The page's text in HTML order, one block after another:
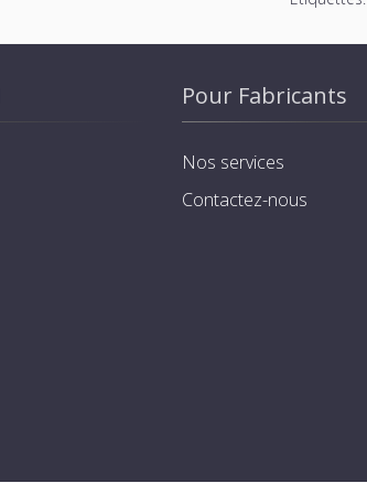
Pour Fabricants
Nos services
Contactez-nous